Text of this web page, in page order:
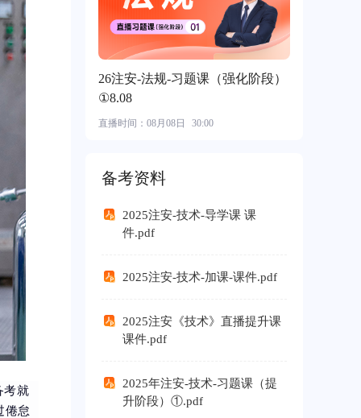
考就
倦怠
¥ 2000.00
2026中级加强班
2026中级基础班
26注安-法规-习题课（强化阶段）
①8.08
直播时间： 08月08日 30:00
备考资料
2025注安-技术-导学课 课
件.pdf
2025注安-技术-加课-课件.pdf
2025注安《技术》直播提升课
课件.pdf
2025年注安-技术-习题课（提
升阶段）①.pdf